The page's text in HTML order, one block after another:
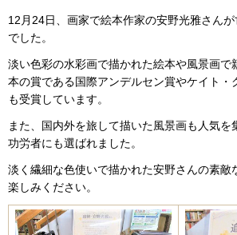
12月24日、画家で絵本作家の安野光雅さん
でした。
淡い色彩の水彩画で描かれた絵本や風景画で
本の賞である国際アンデルセン賞やケイト・
も受賞しています。
また、国内外を旅して描いた風景画も人気
功労者にも選ばれました。
淡く繊細な色使いで描かれた安野さんの素敵
楽しみください。